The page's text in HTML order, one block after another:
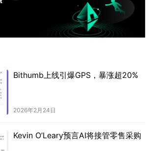
Bithumb上线引爆GPS，暴涨超20%
2026年2月24日
Kevin O’Leary预言AI将接管零售采购